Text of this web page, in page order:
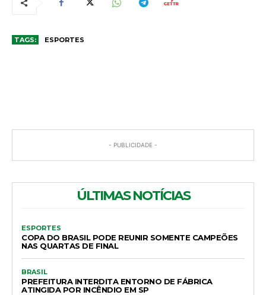
TAGS: ESPORTES
- PUBLICIDADE -
ÚLTIMAS NOTÍCIAS
ESPORTES
COPA DO BRASIL PODE REUNIR SOMENTE CAMPEÕES
NAS QUARTAS DE FINAL
BRASIL
PREFEITURA INTERDITA ENTORNO DE FÁBRICA
ATINGIDA POR INCÊNDIO EM SP